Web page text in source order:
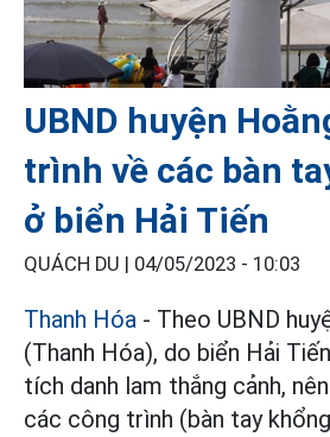
UBND huyện
trình về các bàn
ở biển Hải Tiến
QUÁCH DU | 04/05/2023 - 10:03
Thanh Hóa - Theo UBND
(Thanh Hóa), do biển Hải
tích danh lam thắng cảnh,
các công trình (bàn tay